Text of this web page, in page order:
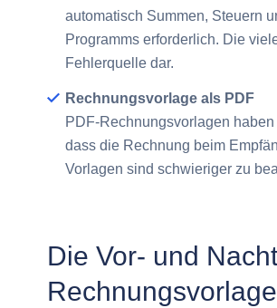
automatisch Summen, Steuern
Programms erforderlich. Die
Fehlerquelle dar.
Rechnungsvorlage als PDF
PDF-Rechnungsvorlagen
dass die Rechnung beim
Vorlagen sind schwieriger zu
Die Vor- und